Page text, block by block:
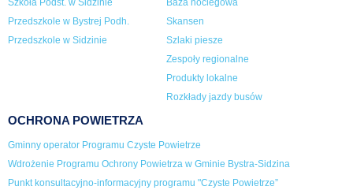
Szkoła Podst. w Sidzinie
Przedszkole w Bystrej Podh.
Przedszkole w Sidzinie
Baza noclegowa
Skansen
Szlaki piesze
Zespoły regionalne
Produkty lokalne
Rozkłady jazdy busów
OCHRONA POWIETRZA
Gminny operator Programu Czyste Powietrze
Wdrożenie Programu Ochrony Powietrza w Gminie Bystra-Sidzina
Punkt konsultacyjno-informacyjny programu "Czyste Powietrze”